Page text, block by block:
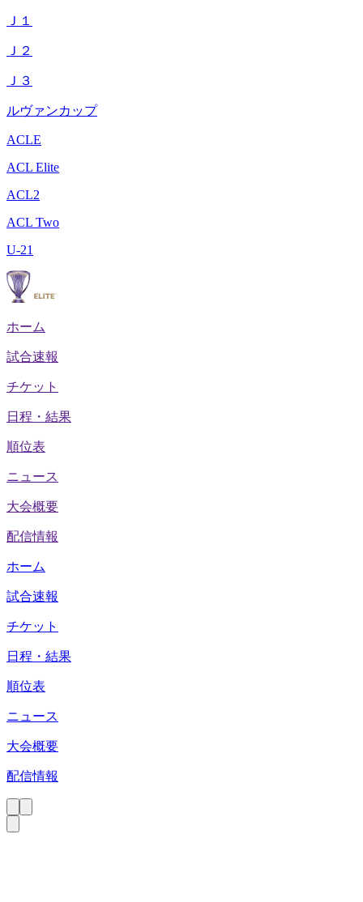
Ｊ１
Ｊ２
Ｊ３
ルヴァンカップ
ACLE
ACL Elite
ACL2
ACL Two
U-21
ホーム
試合速報
チケット
日程・結果
順位表
ニュース
大会概要
配信情報
ホーム
試合速報
チケット
日程・結果
順位表
ニュース
大会概要
配信情報